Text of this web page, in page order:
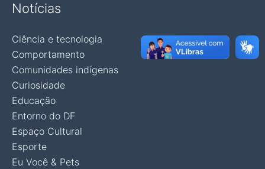
Notícias
Ciência e tecnologia
Comportamento
Comunidades indígenas
Curiosidade
Educação
Entorno do DF
Espaço Cultural
Esporte
Eu Você & Pets